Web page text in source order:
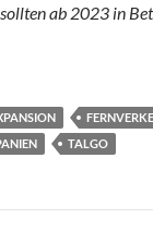
ab 2023 in
Züge
TALGO